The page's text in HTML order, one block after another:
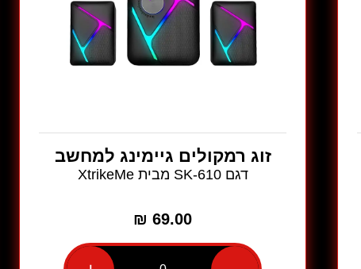
זוג רמקולים גיימינג למחשב
דגם SK-610 מבית XtrikeMe
69.00
₪